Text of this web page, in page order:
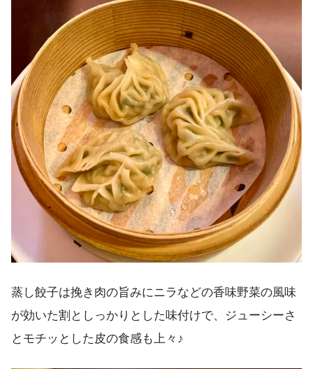
蒸し餃子は挽き肉の旨みにニラなどの香味野菜の風味
が効いた割としっかりとした味付けで、ジューシーさ
とモチッとした皮の食感も上々♪